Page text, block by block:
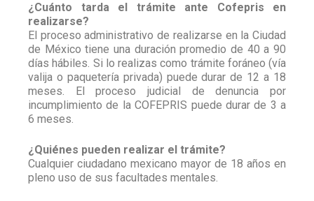
¿Cuánto tarda el trámite ante Cofepris en
realizarse?
El proceso administrativo de realizarse en la Ciudad
de México tiene una duración promedio de 40 a 90
días hábiles. Si lo realizas como trámite foráneo (vía
valija o paquetería privada) puede durar de 12 a 18
meses. El proceso judicial de denuncia por
incumplimiento de la COFEPRIS puede durar de 3 a
6 meses.
¿Quiénes pueden realizar el trámite?
Cualquier ciudadano mexicano mayor de 18 años en
pleno uso de sus facultades mentales.